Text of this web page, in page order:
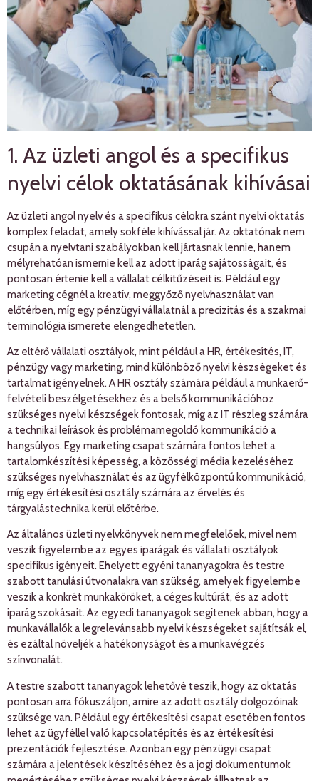
1. Az üzleti angol és a specifikus
nyelvi célok oktatásának kihívásai
Az üzleti angol nyelv és a specifikus célokra szánt nyelvi oktatás
komplex feladat, amely sokféle kihívással jár. Az oktatónak nem
csupán a nyelvtani szabályokban kell jártasnak lennie, hanem
mélyrehatóan ismernie kell az adott iparág sajátosságait, és
pontosan értenie kell a vállalat célkitűzéseit is. Például egy
marketing cégnél a kreatív, meggyőző nyelvhasználat van
előtérben, míg egy pénzügyi vállalatnál a precizitás és a szakmai
terminológia ismerete elengedhetetlen.
Az eltérő vállalati osztályok, mint például a HR, értékesítés, IT,
pénzügy vagy marketing, mind különböző nyelvi készségeket és
tartalmat igényelnek. A HR osztály számára például a munkaerő-
felvételi beszélgetésekhez és a belső kommunikációhoz
szükséges nyelvi készségek fontosak, míg az IT részleg számára
a technikai leírások és problémamegoldó kommunikáció a
hangsúlyos. Egy marketing csapat számára fontos lehet a
tartalomkészítési képesség, a közösségi média kezeléséhez
szükséges nyelvhasználat és az ügyfélközpontú kommunikáció,
míg egy értékesítési osztály számára az érvelés és
tárgyalástechnika kerül előtérbe.
Az általános üzleti nyelvkönyvek nem megfelelőek, mivel nem
veszik figyelembe az egyes iparágak és vállalati osztályok
specifikus igényeit. Ehelyett egyéni tananyagokra és testre
szabott tanulási útvonalakra van szükség, amelyek figyelembe
veszik a konkrét munkaköröket, a céges kultúrát, és az adott
iparág szokásait. Az egyedi tananyagok segítenek abban, hogy a
munkavállalók a legrelevánsabb nyelvi készségeket sajátítsák el,
és ezáltal növeljék a hatékonyságot és a munkavégzés
színvonalát.
A testre szabott tananyagok lehetővé teszik, hogy az oktatás
pontosan arra fókuszáljon, amire az adott osztály dolgozóinak
szüksége van. Például egy értékesítési csapat esetében fontos
lehet az ügyféllel való kapcsolatépítés és az értékesítési
prezentációk fejlesztése. Azonban egy pénzügyi csapat
számára a jelentések készítéséhez és a jogi dokumentumok